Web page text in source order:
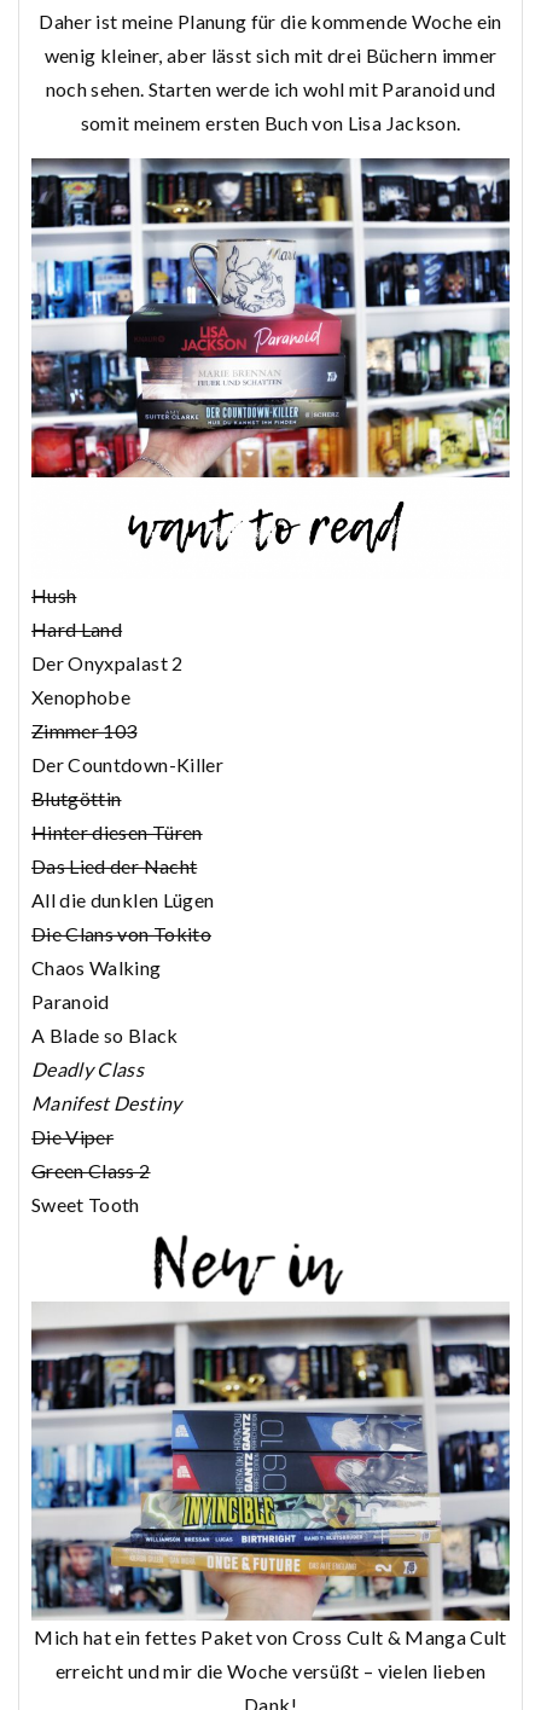
Daher ist meine Planung für die kommende Woche ein
wenig kleiner, aber lässt sich mit drei Büchern immer
noch sehen. Starten werde ich wohl mit Paranoid und
somit meinem ersten Buch von Lisa Jackson.
Hush
Hard Land
Der Onyxpalast 2
Xenophobe
Zimmer 103
Der Countdown-Killer
Blutgöttin
Hinter diesen Türen
Das Lied der Nacht
All die dunklen Lügen
Die Clans von Tokito
Chaos Walking
Paranoid
A Blade so Black
Deadly Class
Manifest Destiny
Die Viper
Green Class 2
Sweet Tooth
Mich hat ein fettes Paket von Cross Cult & Manga Cult
erreicht und mir die Woche versüßt – vielen lieben
Dank!